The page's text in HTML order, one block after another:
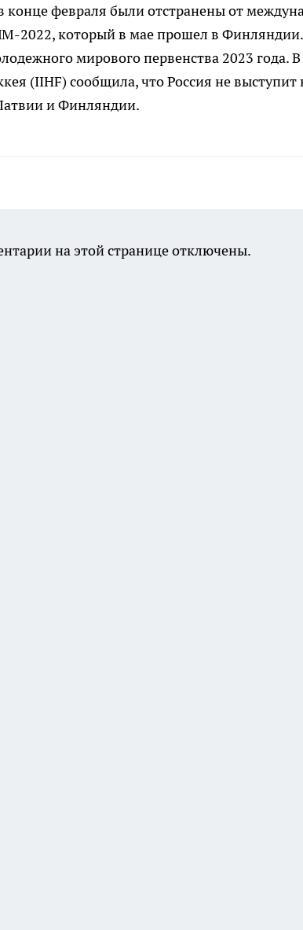
конце февраля были отстранены от
2022, который в мае прошел в
мирового первенства 2023 года.
(IIHF) сообщила, что Россия не
и Финляндии.
на этой странице отключены.